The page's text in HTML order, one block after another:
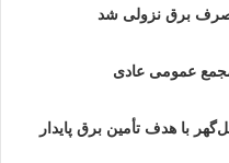
مصرف برق نزولی شد
با هدف تأمین برق پایدار